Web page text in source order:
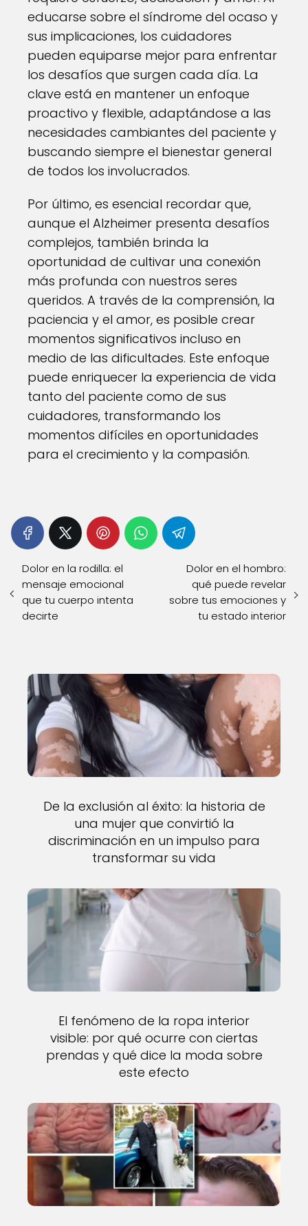
educarse sobre el síndrome del ocaso y
sus implicaciones, los cuidadores
pueden equiparse mejor para enfrentar
los desafíos que surgen cada día. La
clave está en mantener un enfoque
proactivo y flexible, adaptándose a las
necesidades cambiantes del paciente y
buscando siempre el bienestar general
de todos los involucrados.
Por último, es esencial recordar que,
aunque el Alzheimer presenta desafíos
complejos, también brinda la
oportunidad de cultivar una conexión
más profunda con nuestros seres
queridos. A través de la comprensión, la
paciencia y el amor, es posible crear
momentos significativos incluso en
medio de las dificultades. Este enfoque
puede enriquecer la experiencia de vida
tanto del paciente como de sus
cuidadores, transformando los
momentos difíciles en oportunidades
para el crecimiento y la compasión.
Dolor en la rodilla: el
mensaje emocional
que tu cuerpo intenta
decirte
Dolor en el hombro:
qué puede revelar
sobre tus emociones y
tu estado interior
De la exclusión al éxito: la historia de
una mujer que convirtió la
discriminación en un impulso para
transformar su vida
El fenómeno de la ropa interior
visible: por qué ocurre con ciertas
prendas y qué dice la moda sobre
este efecto